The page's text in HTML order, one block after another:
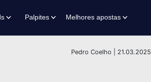
Palpites Melhores apostas
Pedro Coelho | 21.03.2025